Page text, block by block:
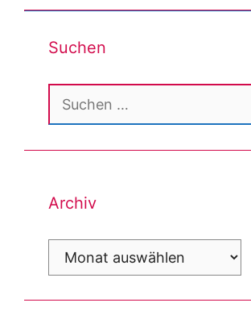
Suchen
Suchen
nach:
Archiv
Archiv